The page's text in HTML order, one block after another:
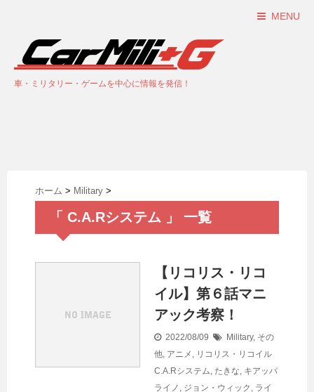
MENU
車・ミリタリー・ゲームを中心に情報を発信！
ホーム > Military >
「 C.A.Rシステム 」 一覧
【リコリス・リコ
イル】第６話マニ
アック考察！
2022/08/09 Military, その
他 アニメ
リコリス・リコイル
C.A.Rシステム たきな キアッパ
ライノ
ジョン・ウィック
ライ